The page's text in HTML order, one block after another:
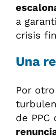
a
crisis
Una
Por
de PPC